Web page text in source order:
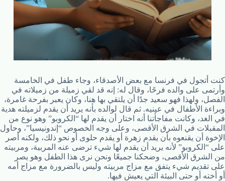
كنت أتجول في فرنسا مع بعض الأصدقاء، وجاء طفل في الخامسة
وأرتمى على والده فرحًا، وقال له: إنه قد لقي زميلة من زميلاته في
الفصل، ولهذا فهو سعيد جدًا أن يلتقي بها هنا، وكان يعبر بفرحة غامرة،
وبراءة الأطفال في عينيه. ثم قال لوالده بأنه يريد أن يقدم لزميلته هدية
في الغد، وكانت مفاجأتنا أنه اختار أن يقدم لها “الكروبو” وهو نوع من
المقبلات في الشرق الأقصى، وعلى وجه الخصوص “إندونيسيا”، وحاول
الإخوة أن يقنعوه بأن يقدم زهرة أو يقدم حلوى أو نحو ذلك، ولكنه أصر
على “الكروبو” لأنه يريد أن يقدم لها شيء ترضى عنه المربية، ومربيته
من الشرق الأقصى، وضحكنا جميعًا ونحن نرى هذا الطفل وهو يصر
على تقديم شيء يتفق مع مزاج مربيته وليس بالضرورة مع مزاج أمه
أو أخته أو حتى البيئة التي يعيش فيها.